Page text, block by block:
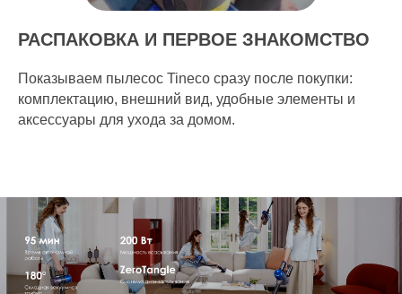
РАСПАКОВКА И ПЕРВОЕ ЗНАКОМСТВО
Показываем пылесос Tineco сразу после покупки:
комплектацию, внешний вид, удобные элементы и
аксессуары для ухода за домом.